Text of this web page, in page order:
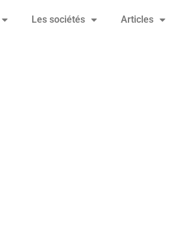
Les sociétés Articles